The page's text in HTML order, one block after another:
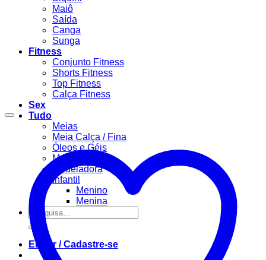
Maiô
Saída
Canga
Sunga
Fitness
Conjunto Fitness
Shorts Fitness
Top Fitness
Calça Fitness
Sex
Tudo
Meias
Meia Calça / Fina
Óleos e Géis
Masculino
Modeladora
Infantil
Menino
Menina
Pesquisar
por:
Entrar / Cadastre-se